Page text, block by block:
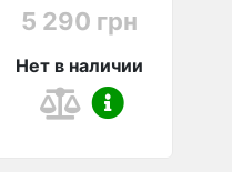
5 290 грн
Нет в наличии